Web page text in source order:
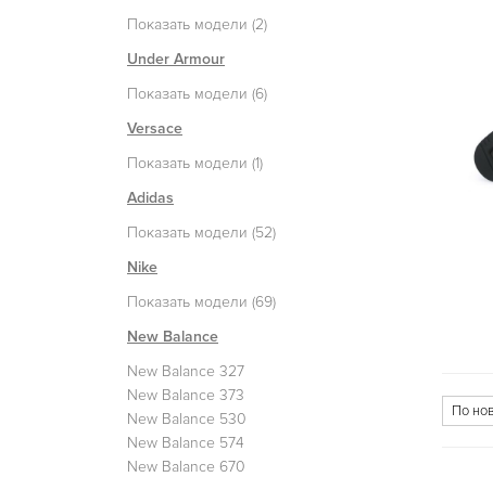
Показать модели (2)
Under Armour
Показать модели (6)
Versace
Показать модели (1)
Adidas
Показать модели (52)
Nike
Показать модели (69)
New Balance
New Balance 327
New Balance 373
New Balance 530
New Balance 574
New Balance 670